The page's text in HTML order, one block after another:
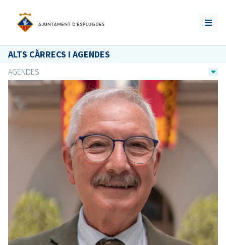
ALTS CÀRRECS I AGENDES
AGENDES